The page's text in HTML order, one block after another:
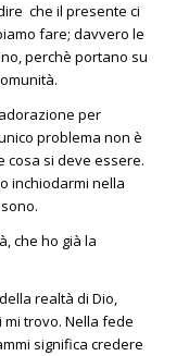
che il presente ci
fare; davvero le
perchè portano su
per
problema non è
si deve essere.
inchiodarmi nella
che ho già la
realtà di Dio,
trovo. Nella fede
significa credere